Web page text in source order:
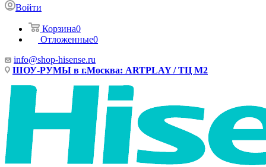
Войти
Корзина0
Отложенные0
info@shop-hisense.ru
ШОУ-РУМЫ в г.Москва: ARTPLAY / ТЦ М2